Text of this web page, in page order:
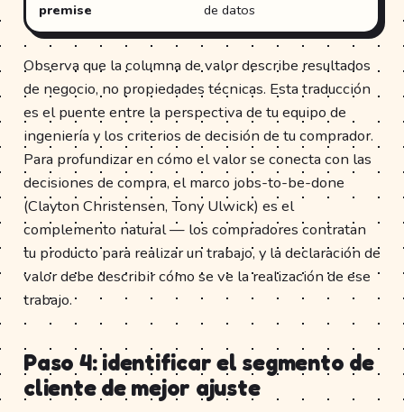
premise
de datos
Observa que la columna de valor describe resultados
de negocio, no propiedades técnicas. Esta traducción
es el puente entre la perspectiva de tu equipo de
ingeniería y los criterios de decisión de tu comprador.
Para profundizar en cómo el valor se conecta con las
decisiones de compra, el marco jobs-to-be-done
(Clayton Christensen, Tony Ulwick) es el
complemento natural — los compradores contratan
tu producto para realizar un trabajo, y la declaración de
valor debe describir cómo se ve la realización de ese
trabajo.
Paso 4: identificar el segmento de
cliente de mejor ajuste